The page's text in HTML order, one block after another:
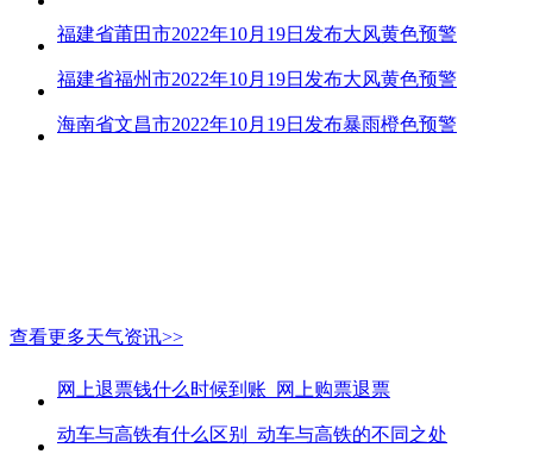
福建省莆田市2022年10月19日发布大风黄色预警
福建省福州市2022年10月19日发布大风黄色预警
海南省文昌市2022年10月19日发布暴雨橙色预警
查看更多天气资讯>>
网上退票钱什么时候到账_网上购票退票
动车与高铁有什么区别_动车与高铁的不同之处